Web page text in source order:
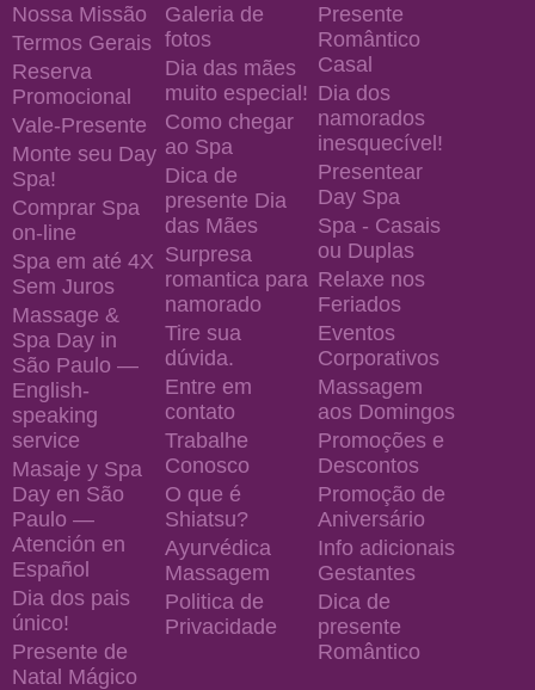
Nossa Missão
Termos Gerais
Reserva
Promocional
Vale-Presente
Monte seu Day
Spa!
Comprar Spa
on-line
Spa em até 4X
Sem Juros
Massage &
Spa Day in
São Paulo —
English-
speaking
service
Masaje y Spa
Day en São
Paulo —
Atención en
Español
Dia dos pais
único!
Presente de
Natal Mágico
Galeria de
fotos
Dia das mães
muito especial!
Como chegar
ao Spa
Dica de
presente Dia
das Mães
Surpresa
romantica para
namorado
Tire sua
dúvida.
Entre em
contato
Trabalhe
Conosco
O que é
Shiatsu?
Ayurvédica
Massagem
Politica de
Privacidade
Presente
Romântico
Casal
Dia dos
namorados
inesquecível!
Presentear
Day Spa
Spa - Casais
ou Duplas
Relaxe nos
Feriados
Eventos
Corporativos
Massagem
aos Domingos
Promoções e
Descontos
Promoção de
Aniversário
Info adicionais
Gestantes
Dica de
presente
Romântico